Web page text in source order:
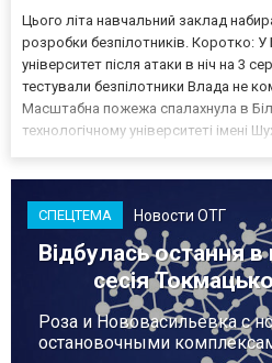
Цього літа навчальний заклад
розробки безпілотників. Коротко: У
університет після атаки в ніч на 3
тестували безпілотники Влада не
Масштабна пожежа спалахнула в
технологічному університеті імені
СПЕЦТЕМА Новости ОТГ
Відбулась остання
сесія
Роза и Нововасильевка с
остановочными